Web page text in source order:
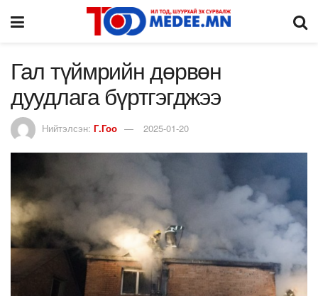
Гал түймрийн дөрвөн
дуудлага бүртгэгджээ
Нийтэлсэн: Г.Гоо 2025-01-20